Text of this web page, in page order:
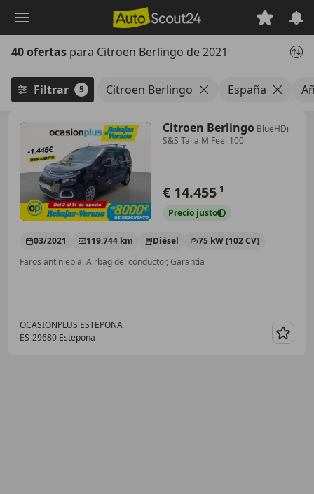
principal
40 ofertas para Citroen Berlingo de 2021
Filtrar 5 Citroen Berlingo España
Citroen Berlingo BlueHDi
S&S Talla M Feel 100
€ 14.455 1
Precio justo
03/2021 119.744 km Diésel
75 kW (102 CV)
Faros antiniebla, Airbag del conductor, Garantia
OCASIONPLUS ESTEPONA
ES-29680 Estepona